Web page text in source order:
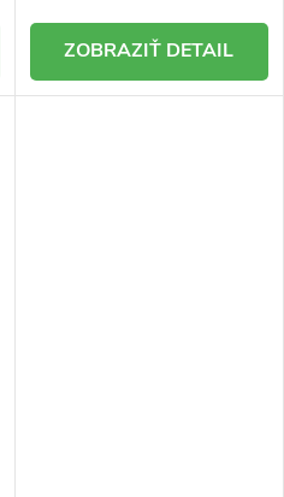
DETAIL